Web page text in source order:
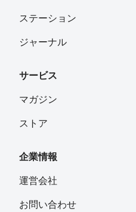
ステーション
ジャーナル
サービス
マガジン
ストア
企業情報
運営会社
お問い合わせ